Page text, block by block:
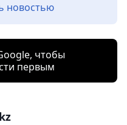
новостью
чтобы
первым